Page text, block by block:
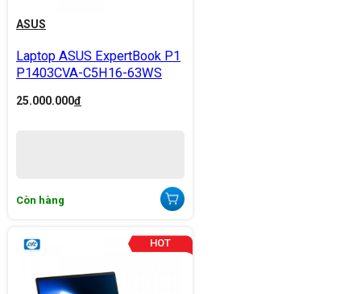
ASUS
Laptop ASUS ExpertBook P1
P1403CVA-C5H16-63WS
25.000.000đ
Còn hàng